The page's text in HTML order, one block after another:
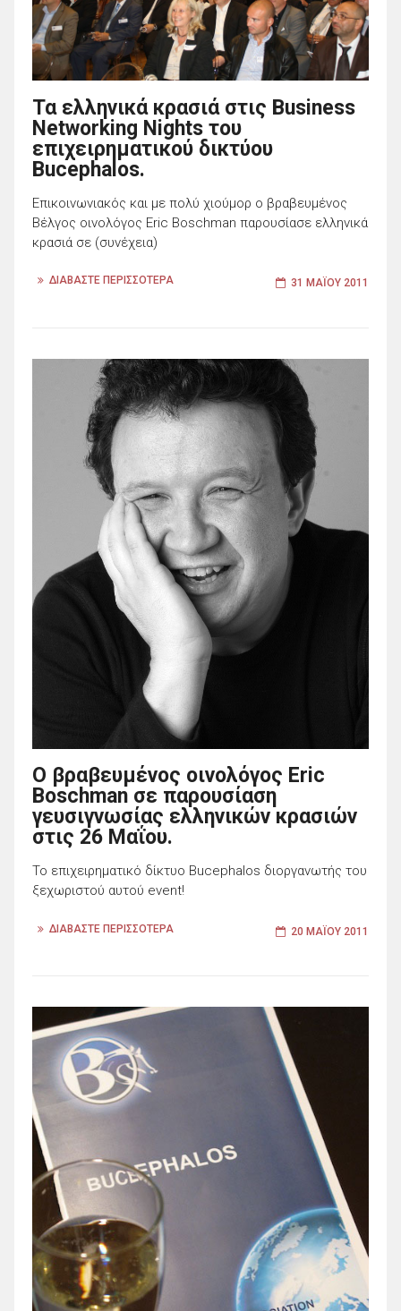
Τα ελληνικά κρασιά στις Business
Networking Nights του
επιχειρηματικού δικτύου
Bucephalos.
Επικοινωνιακός και με πολύ χιούμορ ο βραβευμένος
Βέλγος οινολόγος Eric Boschman παρουσίασε ελληνικά
κρασιά σε (συνέχεια)
ΔΙΑΒΑΣΤΕ ΠΕΡΙΣΣΟΤΕΡΑ 31 ΜΑΪ́ΟΥ 2011
Ο βραβευμένος οινολόγος Eric
Boschman σε παρουσίαση
γευσιγνωσίας ελληνικών κρασιών
στις 26 Μαΐου.
Το επιχειρηματικό δίκτυο Bucephalos διοργανωτής του
ξεχωριστού αυτού event!
ΔΙΑΒΑΣΤΕ ΠΕΡΙΣΣΟΤΕΡΑ 20 ΜΑΪ́ΟΥ 2011